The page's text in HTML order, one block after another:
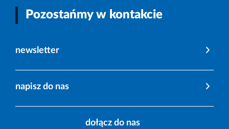
Pozostańmy w kontakcie
newsletter
napisz do nas
dołącz do nas